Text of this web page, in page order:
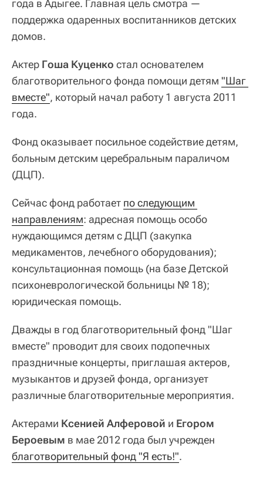
года в Адыгее. Главная цель смотра —
поддержка одаренных воспитанников детских
домов.
Актер Гоша Куценко стал основателем
благотворительного фонда помощи детям "Шаг
вместе", который начал работу 1 августа 2011
года.
Фонд оказывает посильное содействие детям,
больным детским церебральным параличом
(ДЦП).
Сейчас фонд работает по следующим
направлениям: адресная помощь особо
нуждающимся детям с ДЦП (закупка
медикаментов, лечебного оборудования);
консультационная помощь (на базе Детской
психоневрологической больницы № 18);
юридическая помощь.
Дважды в год благотворительный фонд "Шаг
вместе" проводит для своих подопечных
праздничные концерты, приглашая актеров,
музыкантов и друзей фонда, организует
различные благотворительные мероприятия.
Актерами Ксенией Алферовой и Егором
Бероевым в мае 2012 года был учрежден
благотворительный фонд "Я есть!".